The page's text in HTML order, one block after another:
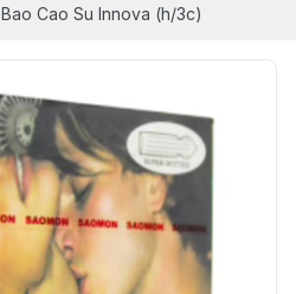
Bao Cao Su Innova (h/3c)